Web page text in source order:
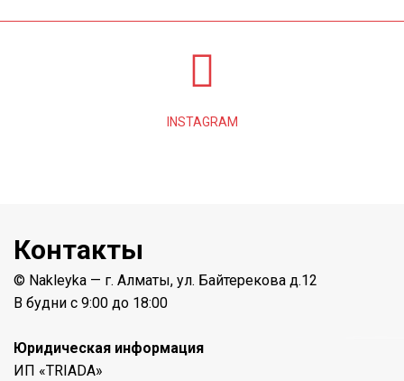
INSTAGRAM
Контакты
© Nakleyka — г. Алматы, ул. Байтерекова д.12
В будни с 9:00 до 18:00
Юридическая информация
ИП «TRIADA»